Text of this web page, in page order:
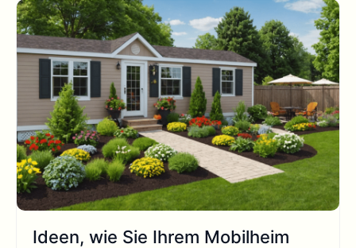
Ideen, wie Sie Ihrem Mobilheim